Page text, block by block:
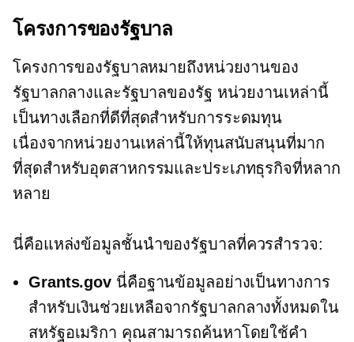
โครงการของรัฐบาล
โครงการของรัฐบาลหมายถึงหน่วยงานของ
รัฐบาลกลางและรัฐบาลของรัฐ หน่วยงานเหล่านี้
เป็นทางเลือกที่ดีที่สุดสำหรับการระดมทุน
เนื่องจากหน่วยงานเหล่านี้ให้ทุนสนับสนุนที่มาก
ที่สุดสำหรับอุตสาหกรรมและประเภทธุรกิจที่หลาก
หลาย
นี่คือแหล่งข้อมูลชั้นนำของรัฐบาลที่ควรสำรวจ:
Grants.gov นี่คือฐานข้อมูลอย่างเป็นทางการ
สำหรับเงินช่วยเหลือจากรัฐบาลกลางทั้งหมดใน
สหรัฐอเมริกา คุณสามารถค้นหาโดยใช้คำ